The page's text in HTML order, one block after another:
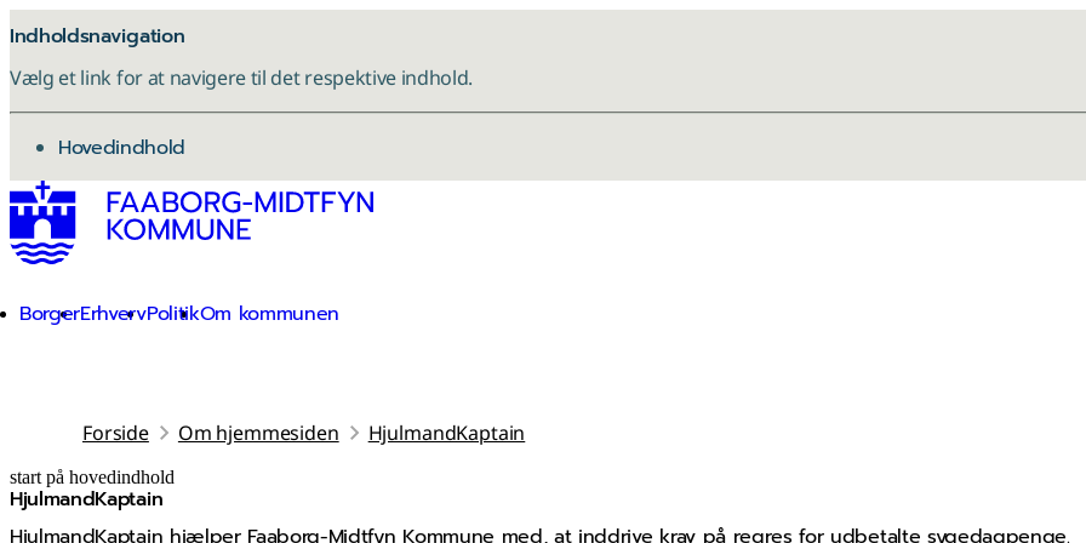
Indholdsnavigation
Vælg et link for at navigere til det respektive indhold.
gå til
Hovedindhold
BorgerErhvervPolitikOm kommunen
Forside Om hjemmesiden HjulmandKaptain
start på hovedindhold
HjulmandKaptain
HjulmandKaptain hjælper Faaborg-Midtfyn Kommune med, at inddrive krav på regres for udbetalte sygedagpenge.
senest opdateret 3. juni 2026